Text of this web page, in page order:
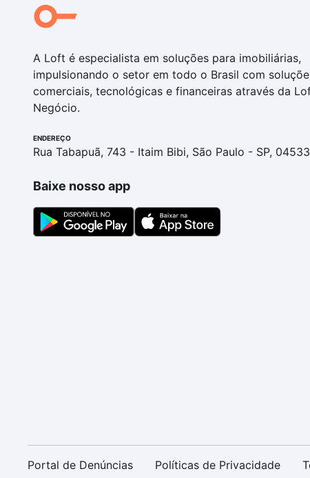
A Loft é especialista em soluções para imobiliárias,
impulsionando o setor em todo o Brasil com
comerciais, tecnológicas e financeiras através da
Negócio.
ENDEREÇO
Rua Tabapuã, 743 - Itaim Bibi, São Paulo - SP,
Baixe nosso app
Portal de Denúncias Políticas de Privacidade